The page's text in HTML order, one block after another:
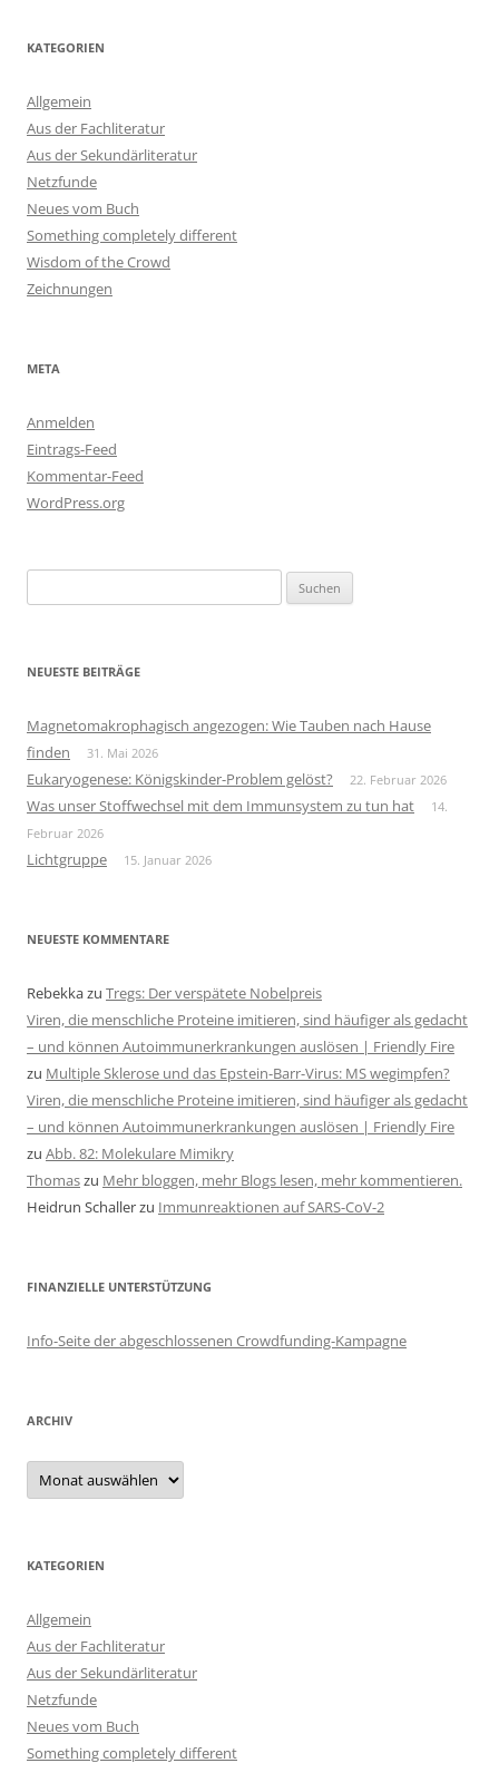
KATEGORIEN
Allgemein
Aus der Fachliteratur
Aus der Sekundärliteratur
Netzfunde
Neues vom Buch
Something completely different
Wisdom of the Crowd
Zeichnungen
META
Anmelden
Eintrags-Feed
Kommentar-Feed
WordPress.org
nach:
NEUESTE BEITRÄGE
Magnetomakrophagisch angezogen: Wie Tauben nach Hause
finden
31. Mai 2026
Eukaryogenese: Königskinder-Problem gelöst? 22. Februar 2026
Was unser Stoffwechsel mit dem Immunsystem zu tun hat
14.
Februar 2026
Lichtgruppe 15. Januar 2026
NEUESTE KOMMENTARE
Rebekkazu Tregs: Der verspätete Nobelpreis
Viren, die menschliche Proteine imitieren, sind häufiger als gedacht
– und können Autoimmunerkrankungen auslösen | Friendly Fire
zu Multiple Sklerose und das Epstein-Barr-Virus: MS wegimpfen?
Viren, die menschliche Proteine imitieren, sind häufiger als gedacht
– und können Autoimmunerkrankungen auslösen | Friendly Fire
zu Abb. 82: Molekulare Mimikry
Thomaszu Mehr bloggen, mehr Blogs lesen, mehr kommentieren.
Heidrun Schallerzu Immunreaktionen auf SARS-CoV-2
FINANZIELLE UNTERSTÜTZUNG
Info-Seite der abgeschlossenen Crowdfunding-Kampagne
ARCHIV
Archiv
KATEGORIEN
Allgemein
Aus der Fachliteratur
Aus der Sekundärliteratur
Netzfunde
Neues vom Buch
Something completely different